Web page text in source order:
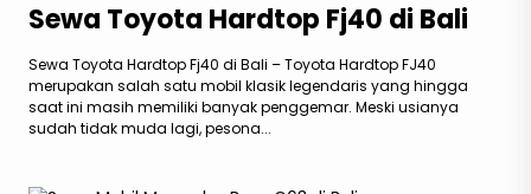
Sewa Toyota Hardtop Fj40 di Bali
Sewa Toyota Hardtop Fj40 di Bali – Toyota Hardtop FJ40
merupakan salah satu mobil klasik legendaris yang hingga
saat ini masih memiliki banyak penggemar. Meski usianya
sudah tidak muda lagi, pesona...